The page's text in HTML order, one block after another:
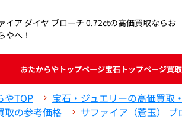
イア ダイヤ ブローチ 0.72ctの高価買取ならお
やへ！
おたからやトップページ宝石トップページ買
やTOP 宝石・ジュエリーの高価買取
取の参考価格
サファイア（蒼玉）